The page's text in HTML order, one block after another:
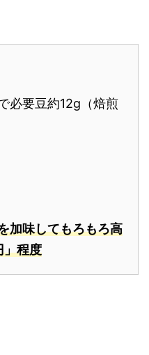
必要豆約12g（焙煎
味してもろもろ高
」程度